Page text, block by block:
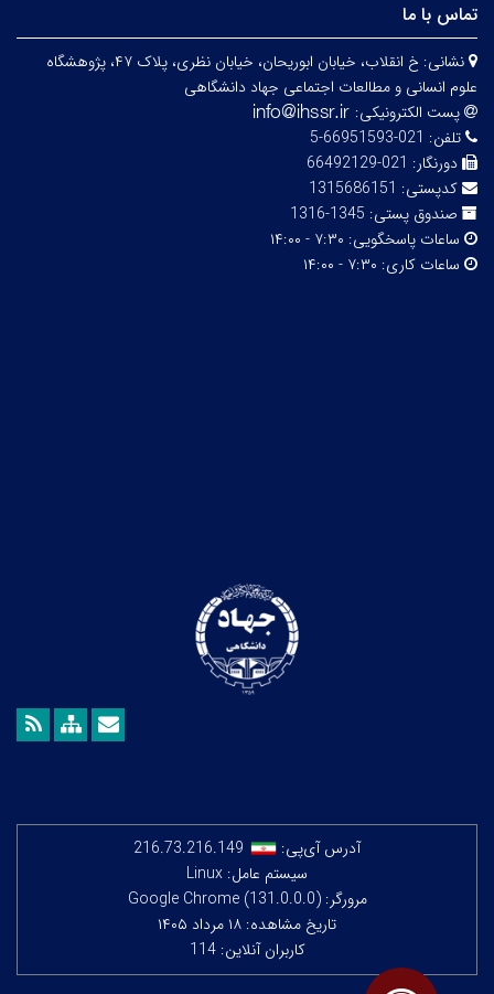
تماس با ما
نشانی:
خ انقلاب، خیابان ابوریحان، خیابان نظری، پلاک ۴۷، پژوهشگاه
علوم انسانی و مطالعات اجتماعی جهاد دانشگاهی
پست الکترونیکی:
تلفن: 021-66951593-5
دورنگار: 021-66492129
کدپستی: 1315686151
صندوق پستی: 1345-1316
ساعات پاسخگویی: ۷:۳۰ - ۱۴:۰۰
ساعات کاری: ۷:۳۰ - ۱۴:۰۰
آدرس آی‌پی:
216.73.216.149
سیستم عامل: Linux
مرورگر: Google Chrome (131.0.0.0)
تاریخ مشاهده: ۱۸ مرداد ۱۴۰۵
کاربران آنلاین: 114